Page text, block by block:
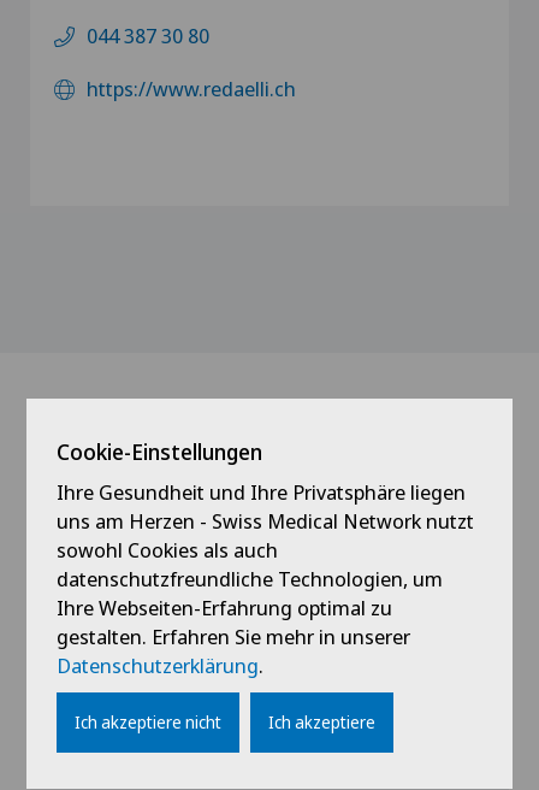
044 387 30 80
https://www.redaelli.ch
Ärzte mit dieser
Spezialisierung
Privatklinik Belair
Dr. med. Enrico Pöschmann
Cookie-Einstellungen
Ihre Gesundheit und Ihre Privatsphäre liegen
uns am Herzen - Swiss Medical Network nutzt
sowohl Cookies als auch
datenschutzfreundliche Technologien, um
Ihre Webseiten-Erfahrung optimal zu
gestalten. Erfahren Sie mehr in unserer
Datenschutzerklärung.
Ich akzeptiere nicht Ich akzeptiere